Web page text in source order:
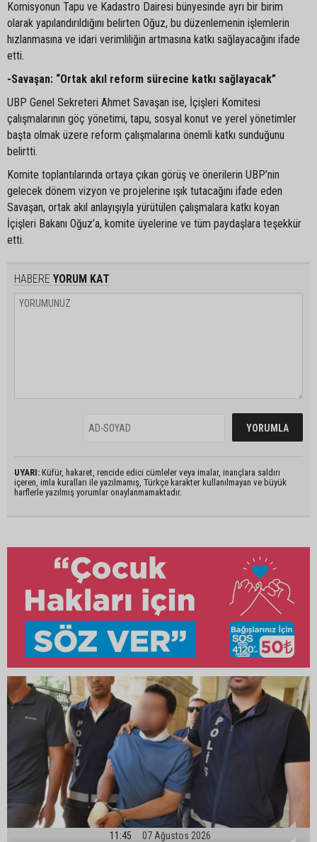
Komisyonun Tapu ve Kadastro Dairesi bünyesinde ayrı bir birim
olarak yapılandırıldığını belirten Oğuz, bu düzenlemenin işlemlerin
hızlanmasına ve idari verimliliğin artmasına katkı sağlayacağını ifade
etti.
-Savaşan: “Ortak akıl reform sürecine katkı sağlayacak”
UBP Genel Sekreteri Ahmet Savaşan ise, İçişleri Komitesi
çalışmalarının göç yönetimi, tapu, sosyal konut ve yerel yönetimler
başta olmak üzere reform çalışmalarına önemli katkı sunduğunu
belirtti.
Komite toplantılarında ortaya çıkan görüş ve önerilerin UBP’nin
gelecek dönem vizyon ve projelerine ışık tutacağını ifade eden
Savaşan, ortak akıl anlayışıyla yürütülen çalışmalara katkı koyan
İçişleri Bakanı Oğuz’a, komite üyelerine ve tüm paydaşlara teşekkür
etti.
HABERE YORUM KAT
UYARI: Küfür, hakaret, rencide edici cümleler veya imalar, inançlara saldırı
içeren, imla kuralları ile yazılmamış, Türkçe karakter kullanılmayan ve büyük
harflerle yazılmış yorumlar onaylanmamaktadır.
11:45 07 Ağustos 2026